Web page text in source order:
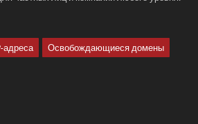
адреса Освобождающиеся домены